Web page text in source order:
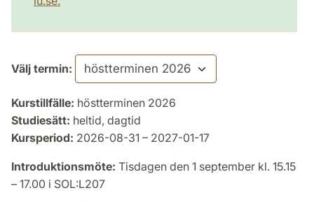
Välj termin:
Kurstillfälle: höstterminen 2026
Studiesätt: heltid, dagtid
Kursperiod: 2026-08-31 – 2027-01-17
Introduktionsmöte: Tisdagen den 1 september kl. 15.15
– 17.00 i SOL:L207